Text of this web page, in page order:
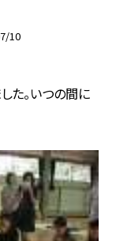
10
た。いつの間に